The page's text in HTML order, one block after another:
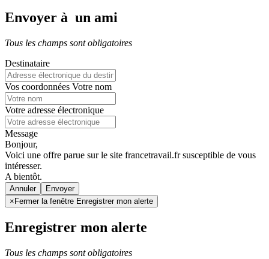
Envoyer à un ami
Tous les champs sont obligatoires
Destinataire
Vos coordonnées Votre nom
Votre adresse électronique
Message
Bonjour,
Voici une offre parue sur le site francetravail.fr susceptible de vous
intéresser.
A bientôt.
Annuler
× Fermer la fenêtre Enregistrer mon alerte
Enregistrer mon alerte
Tous les champs sont obligatoires